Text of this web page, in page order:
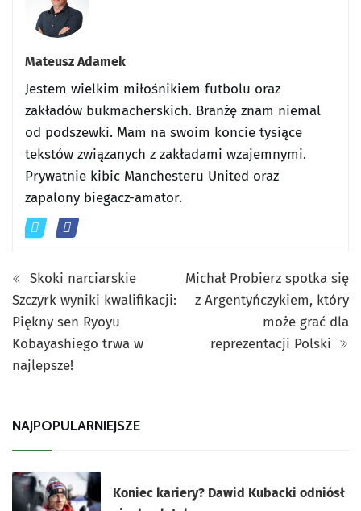
Mateusz Adamek
Jestem wielkim miłośnikiem futbolu oraz
zakładów bukmacherskich. Branżę znam niemal
od podszewki. Mam na swoim koncie tysiące
tekstów związanych z zakładami wzajemnymi.
Prywatnie kibic Manchesteru United oraz
zapalony biegacz-amator.
Skoki narciarskie
Szczyrk wyniki kwalifikacji:
Piękny sen Ryoyu
Kobayashiego trwa w
najlepsze!
Michał Probierz spotka się
z Argentyńczykiem, który
może grać dla
reprezentacji Polski
NAJPOPULARNIEJSZE
Koniec kariery? Dawid Kubacki odniósł